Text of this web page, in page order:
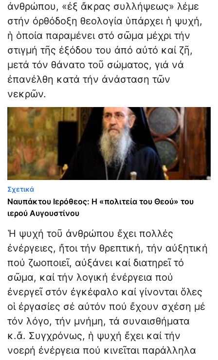
ἀνθρώπου, «ἐξ ἄκρας συλλήψεως» λέμε
στήν ὀρθόδοξη θεολογία ὑπάρχει ἡ ψυχή,
ἡ ὁποία παραμένει στό σῶμα μέχρι τήν
στιγμή τῆς ἐξόδου του ἀπό αὐτό καί ζῆ,
μετά τόν θάνατο τοῦ σώματος, γιά νά
ἐπανέλθη κατά τήν ἀνάσταση τῶν
νεκρῶν.
Σχετικά
Ναυπάκτου Ιερόθεος: Η «πολιτεία του Θεού» του
ιερού Αυγουστίνου
Ἡ ψυχή τοῦ ἀνθρώπου ἔχει πολλές
ἐνέργειες, ἤτοι τήν θρεπτική, τήν αὐξητική
πού ζωοποιεῖ, αὐξάνει καί διατηρεῖ τό
σῶμα, καί τήν λογική ἐνέργεια πού
ἐνεργεῖ στόν ἐγκέφαλο καί γίνονται ὅλες
οἱ ἐργασίες σέ αὐτόν πού ἔχουν σχέση μέ
τόν λόγο, τήν μνήμη, τά συναισθήματα
κ.ἄ. Συγχρόνως, ἡ ψυχή ἔχει καί τήν
νοερή ἐνέργεια πού κινεῖται παράλληλα